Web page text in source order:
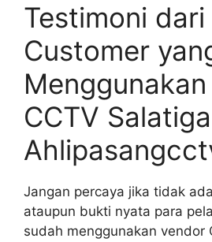
Testimoni dari
Customer
CCTV Salatiga
Jangan percaya jika tidak
ataupun bukti nyata para
sudah menggunakan vendor